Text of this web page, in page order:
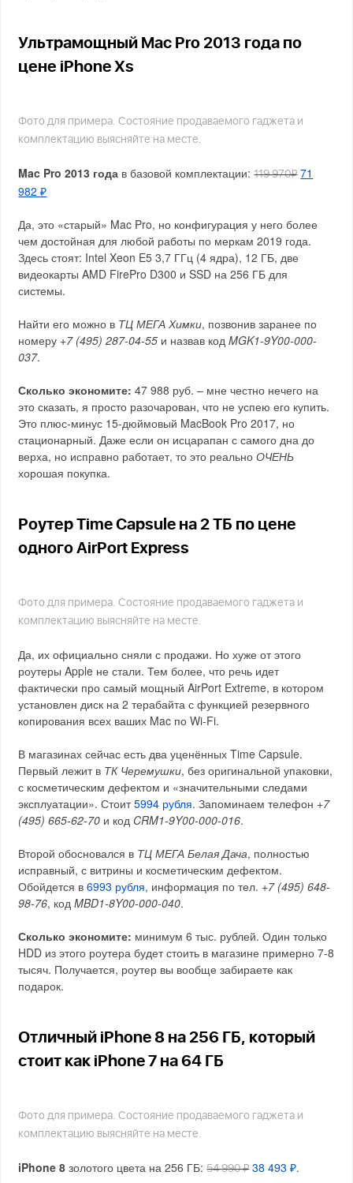
Ультрамощный Mac Pro 2013 года по
цене iPhone Xs
Фото для примера. Состояние продаваемого гаджета и
комплектацию выясняйте на месте.
Mac Pro 2013 года в базовой комплектации:119 970₽ 71
982 ₽
Да, это «старый» Mac Pro, но конфигурация у него более
чем достойная для любой работы по меркам 2019 года.
Здесь стоят: Intel Xeon E5 3,7 ГГц (4 ядра), 12 ГБ, две
видеокарты AMD FirePro D300 и SSD на 256 ГБ для
системы.
Найти его можно в ТЦ МЕГА Химки, позвонив заранее по
номеру +7 (495) 287-04-55 и назвав кодMGK1-9Y00-000-
037.
Сколько экономите: 47 988 руб. – мне честно нечего на
это сказать, я просто разочарован, что не успею его купить.
Это плюс-минус 15-дюймовый MacBook Pro 2017, но
стационарный. Даже если он исцарапан с самого дна до
верха, но исправно работает, то это реальноОЧЕНЬ
хорошая покупка.
Роутер Time Capsule на 2 ТБ по цене
одного AirPort Express
Фото для примера. Состояние продаваемого гаджета и
комплектацию выясняйте на месте.
Да, их официально сняли с продажи. Но хуже от этого
роутеры Apple не стали. Тем более, что речь идет
фактически про самый мощный AirPort Extreme, в котором
установлен диск на 2 терабайта с функцией резервного
копирования всех ваших Mac по Wi-Fi.
В магазинах сейчас есть два уценённых Time Capsule.
Первый лежит в ТК Черемушки, без оригинальной упаковки,
с косметическим дефектом и «значительными следами
эксплуатации». Стоит5994 рубля. Запоминаем телефон +7
(495) 665-62-70 и код CRM1-9Y00-000-016.
Второй обосновался в ТЦ МЕГА Белая Дача, полностью
исправный, с витрины и косметическим дефектом.
Обойдется в6993 рубля, информация по тел. +7 (495) 648-
98-76, кодMBD1-8Y00-000-040.
Сколько экономите: минимум 6 тыс. рублей. Один только
HDD из этого роутера будет стоить в магазине примерно 7-8
тысяч. Получается, роутер вы вообще забираете как
подарок.
Отличный iPhone 8 на 256 ГБ, который
стоит как iPhone 7 на 64 ГБ
Фото для примера. Состояние продаваемого гаджета и
комплектацию выясняйте на месте.
iPhone 8 золотого цвета на 256 ГБ:54 990 ₽ 38 493 ₽.